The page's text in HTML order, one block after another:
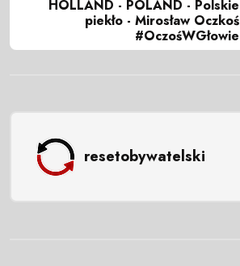
HOLLAND - POLAND - Polskie
piekło - Mirosław Oczkoś
#OczośWGłowie
resetobywatelski